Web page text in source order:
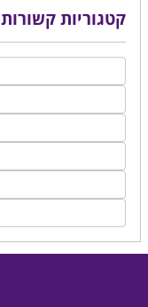
קטגוריות קשורות